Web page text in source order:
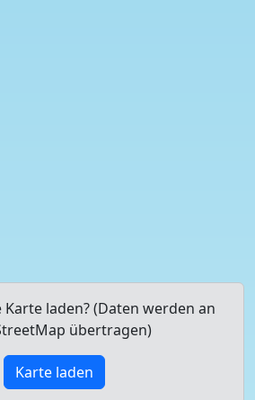
Karte laden? (Daten werden an
übertragen)
Karte laden